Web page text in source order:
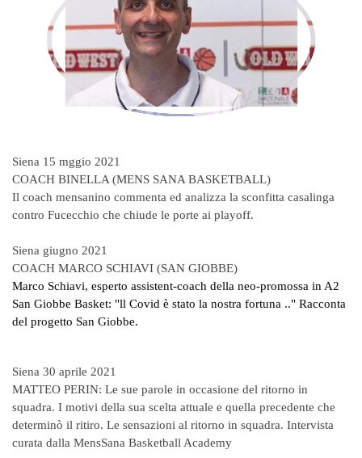
Siena 15 mggio 2021
COACH BINELLA (MENS SANA BASKETBALL)
Il coach mensanino commenta ed analizza la sconfitta casalinga
contro Fucecchio che chiude le porte ai playoff.
Siena giugno 2021
COACH MARCO SCHIAVI (SAN GIOBBE)
Marco Schiavi, esperto assistent-coach della neo-promossa in A2
San Giobbe Basket: "ll Covid è stato la nostra fortuna .." Racconta
del progetto San Giobbe.
Siena 30 aprile 2021
MATTEO PERIN: Le sue parole in occasione del ritorno in
squadra. I motivi della sua scelta attuale e quella precedente che
determinò il ritiro. Le sensazioni al ritorno in squadra. Intervista
curata dalla MensSana Basketball Academy